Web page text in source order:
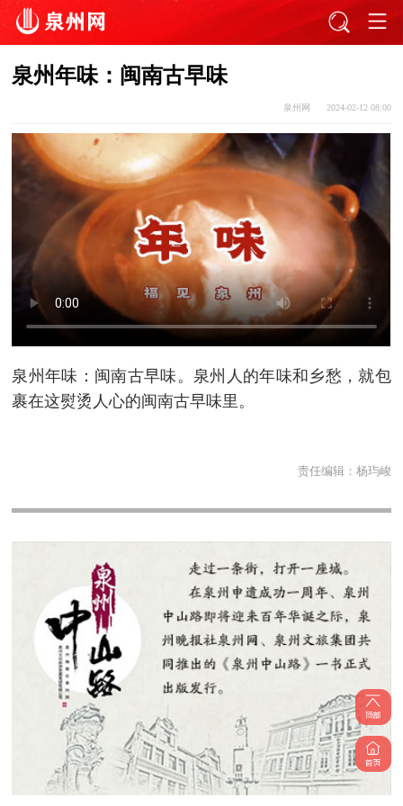
泉州年味：闽南古早味
泉州网 2024-02-12 08:00
泉州年味：闽南古早味。泉州人的年味和乡愁，就包
裹在这熨烫人心的闽南古早味里。
责任编辑： 杨玙峻